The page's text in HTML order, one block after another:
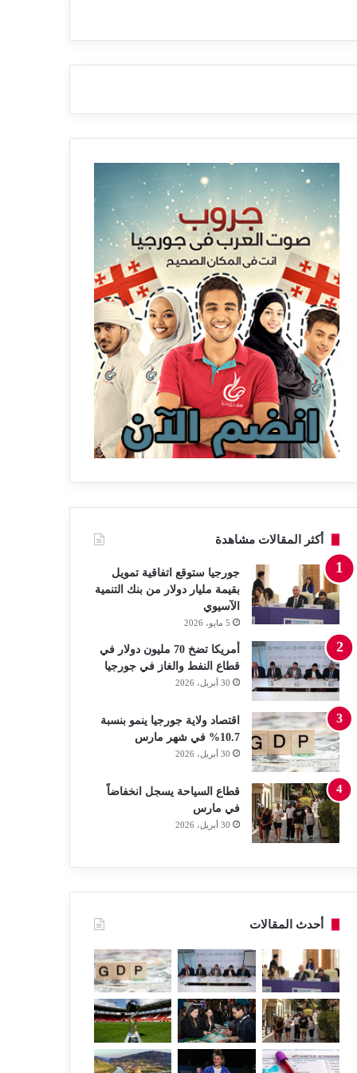
أكثر المقالات مشاهدة
جورجيا ستوقع اتفاقية تمويل
بقيمة مليار دولار من بنك التنمية
الآسيوي
5 مايو، 2026
أمريكا تضخ 70 مليون دولار في
قطاع النفط والغاز في جورجيا
30 أبريل، 2026
اقتصاد ولاية جورجيا ينمو بنسبة
10.7% في شهر مارس
30 أبريل، 2026
قطاع السياحة يسجل انخفاضاً
في مارس
30 أبريل، 2026
أحدث المقالات